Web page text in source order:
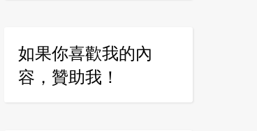
如果你喜歡我的內
容，贊助我！